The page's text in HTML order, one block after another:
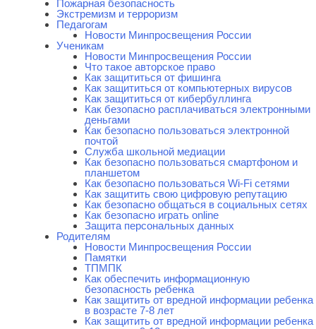
Пожарная безопасность
Экстремизм и терроризм
Педагогам
Новости Минпросвещения России
Ученикам
Новости Минпросвещения России
Что такое авторское право
Как защититься от фишинга
Как защититься от компьютерных вирусов
Как защититься от кибербуллинга
Как безопасно расплачиваться электронными
деньгами
Как безопасно пользоваться электронной
почтой
Служба школьной медиации
Как безопасно пользоваться смартфоном и
планшетом
Как безопасно пользоваться Wi-Fi сетями
Как защитить свою цифровую репутацию
Как безопасно общаться в социальных сетях
Как безопасно играть online
Защита персональных данных
Родителям
Новости Минпросвещения России
Памятки
ТПМПК
Как обеспечить информационную
безопасность ребенка
Как защитить от вредной информации ребенка
в возрасте 7-8 лет
Как защитить от вредной информации ребенка